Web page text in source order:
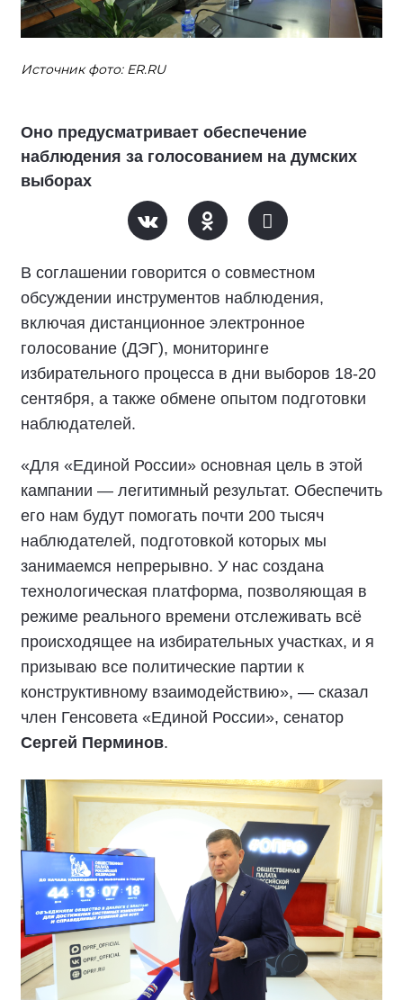
Источник фото: ER.RU
Оно предусматривает обеспечение
наблюдения за голосованием на думских
выборах
В соглашении говорится о совместном
обсуждении инструментов наблюдения,
включая дистанционное электронное
голосование (ДЭГ), мониторинге
избирательного процесса в дни выборов 18-20
сентября, а также обмене опытом подготовки
наблюдателей.
«Для «Единой России» основная цель в этой
кампании — легитимный результат. Обеспечить
его нам будут помогать почти 200 тысяч
наблюдателей, подготовкой которых мы
занимаемся непрерывно. У нас создана
технологическая платформа, позволяющая в
режиме реального времени отслеживать всё
происходящее на избирательных участках, и я
призываю все политические партии к
конструктивному взаимодействию», — сказал
член Генсовета «Единой России», сенатор
Сергей Перминов.